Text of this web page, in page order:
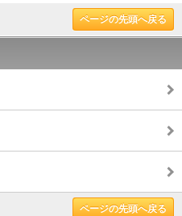
ページの先頭へ戻る
ページの先頭へ戻る